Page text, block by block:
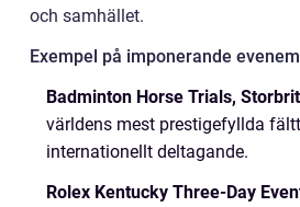
och samhället.
Exempel på imponerande
Badminton Horse Trials,
världens mest prestigefyllda
internationellt deltagande.
Rolex Kentucky Three-Day